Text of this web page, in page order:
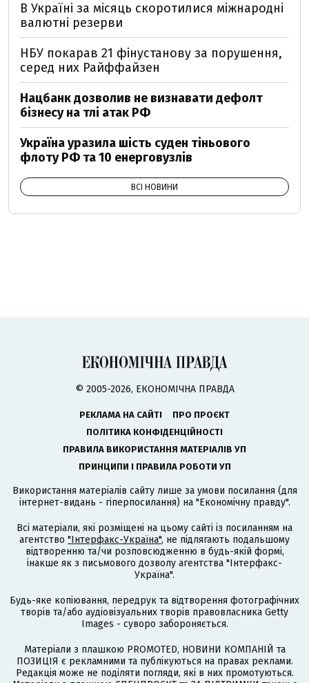
В Україні за місяць скоротилися міжнародні
валютні резерви
НБУ покарав 21 фінустанову за порушення,
серед них Райффайзен
Нацбанк дозволив не визнавати дефолт
бізнесу на тлі атак РФ
Україна уразила шість суден тіньового
флоту РФ та 10 енерговузлів
ВСІ НОВИНИ
© 2005-2026, ЕКОНОМІЧНА ПРАВДА
РЕКЛАМА НА САЙТІ
ПРО ПРОЄКТ
ПОЛІТИКА КОНФІДЕНЦІЙНОСТІ
ПРАВИЛА ВИКОРИСТАННЯ МАТЕРІАЛІВ УП
ПРИНЦИПИ І ПРАВИЛА РОБОТИ УП
Використання матеріалів сайту лише за умови посилання (для
інтернет-видань - гіперпосилання) на "Економічну правду".
Всі матеріали, які розміщені на цьому сайті із посиланням на
агентство "Інтерфакс-Україна", не підлягають подальшому
відтворенню та/чи розповсюдженню в будь-якій формі,
інакше як з письмового дозволу агентства "Інтерфакс-
Україна".
Будь-яке копіювання, передрук та відтворення фотографічних
творів та/або аудіовізуальних творів правовласника Getty
Images - суворо забороняється.
Матеріали з плашкою PROMOTED, НОВИНИ КОМПАНІЙ та
ПОЗИЦІЯ є рекламними та публікуються на правах реклами.
Редакція може не поділяти погляди, які в них промотуються.